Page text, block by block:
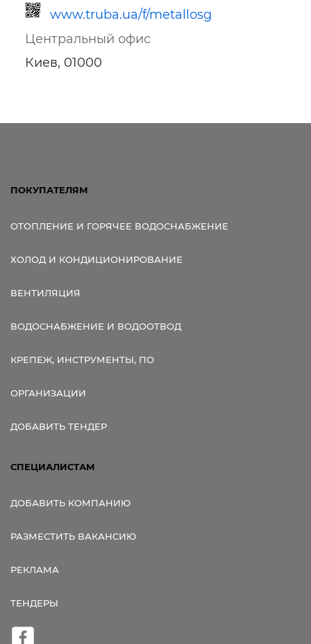
www.truba.ua/f/metallosg
Центральный офис
Киев, 01000
ПОКУПАТЕЛЯМ
ОТОПЛЕНИЕ И ГОРЯЧЕЕ ВОДОСНАБЖЕНИЕ
ХОЛОД И КОНДИЦИОНИРОВАНИЕ
ВЕНТИЛЯЦИЯ
ВОДОСНАБЖЕНИЕ И ВОДООТВОД
КРЕПЕЖ, ИНСТРУМЕНТЫ, ПО
ОРГАНИЗАЦИИ
ДОБАВИТЬ ТЕНДЕР
СПЕЦИАЛИСТАМ
ДОБАВИТЬ КОМПАНИЮ
РАЗМЕСТИТЬ ВАКАНСИЮ
РЕКЛАМА
ТЕНДЕРЫ